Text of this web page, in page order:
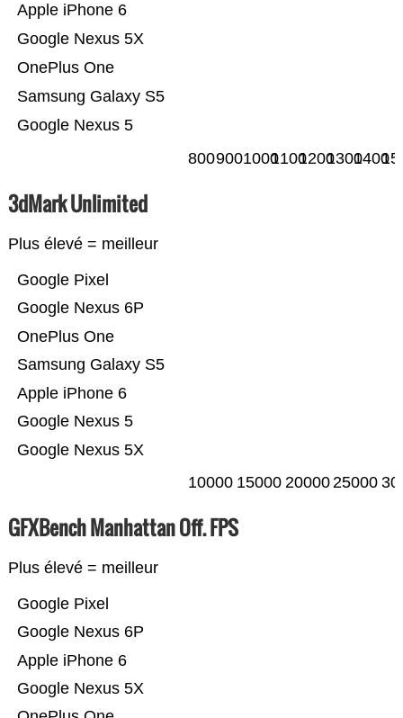
Google Nexus 5
Samsung Galaxy S5
OnePlus One
Google Nexus 5X
Apple iPhone 6
80090010001100120013001400
3dMark Unlimited
Plus élevé = meilleur
Google Nexus 5X
Google Nexus 5
Apple iPhone 6
Samsung Galaxy S5
OnePlus One
Google Nexus 6P
Google Pixel
10000 15000 2000025000
GFXBench Manhattan Off. FPS
Plus élevé = meilleur
Google Nexus 5X
Apple iPhone 6
Google Nexus 6P
Google Pixel